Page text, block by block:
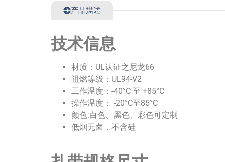
产品描述
技术信息
材质：UL认证之尼龙66
阻燃等级：UL94-V2
工作温度：-40°C 至 +85°C
操作温度： -20°C至85°C
颜色:白色、黑色、彩色可定制
低烟无卤，不含硅